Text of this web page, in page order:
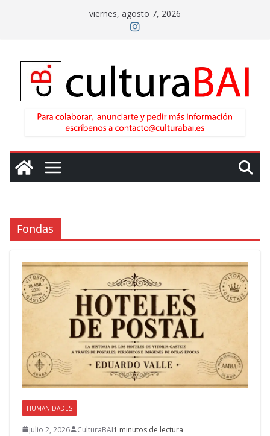
viernes, agosto 7, 2026
Fondas
HUMANIDADES
julio 2, 2026 CulturaBAI1 minutos de lectura